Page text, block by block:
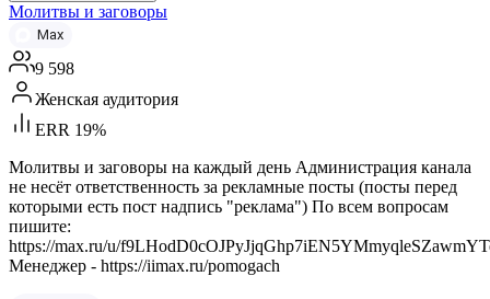
Молитвы и заговоры
Max
9 598
Женская аудитория
ERR 19%
Молитвы и заговоры на каждый день Администрация канала
не несёт ответственность за рекламные посты (посты перед
которыми есть пост надпись "реклама") По всем вопросам
пишите:
https://max.ru/u/
Менеджер - https://iimax.ru/pomogach